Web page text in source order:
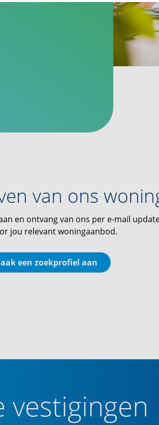
van ons
en ontvang van ons per e-mail
jou relevant woningaanbod.
een zoekprofiel aan
vestigingen